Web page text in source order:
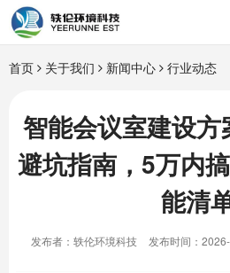
首页
行业解决方案
智能硬件
关于我们
首页 关于我们 新闻中心 行业动态
智能会议室建设
避坑指南，5万内
能清
发布者：轶伦环境科技 发布时间：